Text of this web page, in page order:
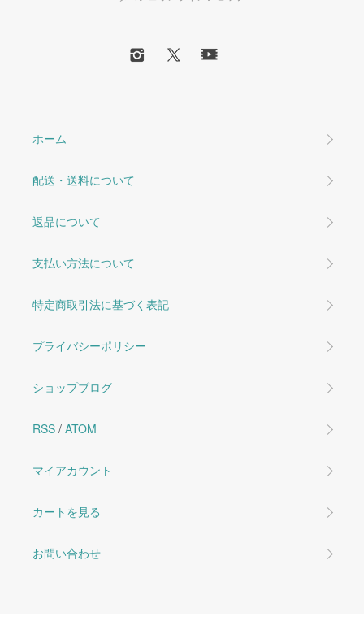
ホーム
配送・送料について
返品について
支払い方法について
特定商取引法に基づく表記
プライバシーポリシー
ショップブログ
RSS / ATOM
マイアカウント
カートを見る
お問い合わせ